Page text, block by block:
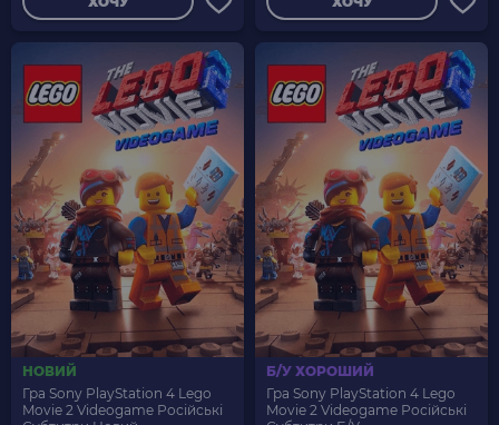
НОВИЙ
Гра Sony PlayStation 4 Lego
Movie 2 Videogame Російські
Б/У ХОРОШИЙ
Гра Sony PlayStation 4 Lego
Movie 2 Videogame Російські